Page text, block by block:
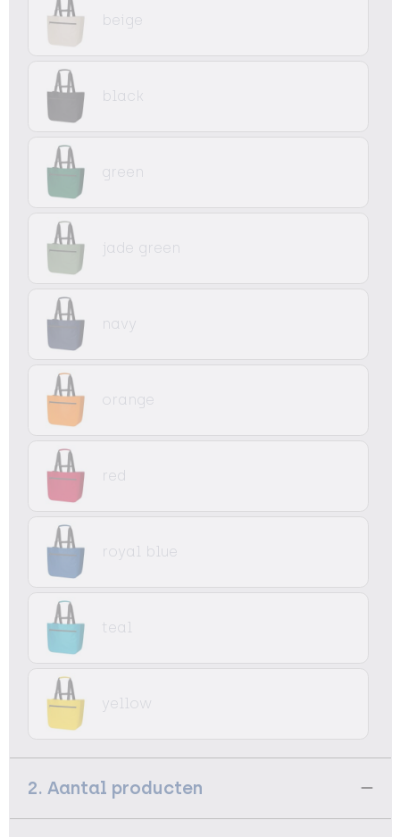
beige
black
green
jade green
navy
orange
red
royal blue
teal
yellow
2. Aantal producten